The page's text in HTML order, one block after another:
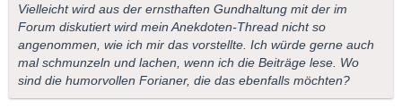
Vielleicht wird aus der ernsthaften Gundhaltung mit der im
Forum diskutiert wird mein Anekdoten-Thread nicht so
angenommen, wie ich mir das vorstellte. Ich würde gerne auch
mal schmunzeln und lachen, wenn ich die Beiträge lese. Wo
sind die humorvollen Forianer, die das ebenfalls möchten?